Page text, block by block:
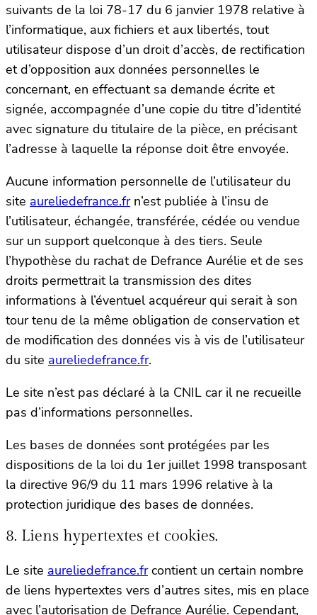
suivants de la loi 78-17 du 6 janvier 1978 relative à
l’informatique, aux fichiers et aux libertés, tout
utilisateur dispose d’un droit d’accès, de rectification
et d’opposition aux données personnelles le
concernant, en effectuant sa demande écrite et
signée, accompagnée d’une copie du titre d’identité
avec signature du titulaire de la pièce, en précisant
l’adresse à laquelle la réponse doit être envoyée.
Aucune information personnelle de l’utilisateur du
site aureliedefrance.frn’est publiée à l’insu de
l’utilisateur, échangée, transférée, cédée ou vendue
sur un support quelconque à des tiers. Seule
l’hypothèse du rachat de Defrance Aurélie et de ses
droits permettrait la transmission des dites
informations à l’éventuel acquéreur qui serait à son
tour tenu de la même obligation de conservation et
de modification des données vis à vis de l’utilisateur
du site aureliedefrance.fr.
Le site n’est pas déclaré à la CNIL car il ne recueille
pas d’informations personnelles.
Les bases de données sont protégées par les
dispositions de la loi du 1er juillet 1998 transposant
la directive 96/9 du 11 mars 1996 relative à la
protection juridique des bases de données.
8. Liens hypertextes et cookies.
Le site aureliedefrance.frcontient un certain nombre
de liens hypertextes vers d’autres sites, mis en place
avec l’autorisation de Defrance Aurélie. Cependant,